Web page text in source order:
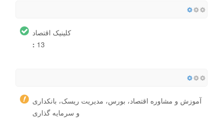
کلینیک اقتصاد
: 13
آموزش و مشاوره اقتصاد، بورس، مدیریت ریسک، بانکداری
و سرمایه گذاری